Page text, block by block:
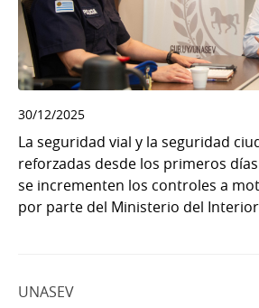
30/12/2025
La seguridad vial y la seguridad
reforzadas desde los primeros
se incrementen los controles a
por parte del Ministerio del
UNASEV